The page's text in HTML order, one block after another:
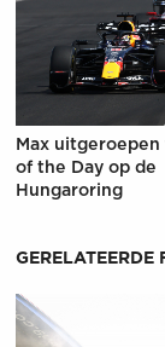
Max
of the Day op de
Hungaroring
GERELATEERDE